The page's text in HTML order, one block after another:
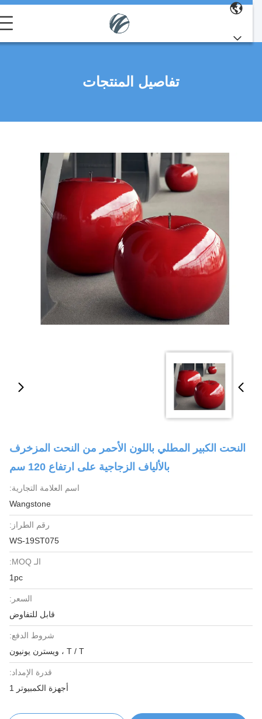
تفاصيل المنتجات
النحت الكبير المطلي باللون الأحمر من النحت المزخرف
بالألياف الزجاجية على ارتفاع 120 سم
اسم العلامة التجارية:
Wangstone
رقم الطراز:
WS-19ST075
الـ MOQ:
1pc
السعر:
قابل للتفاوض
شروط الدفع:
T / T ، ويسترن يونيون
قدرة الإمداد:
أجهزة الكمبيوتر 1